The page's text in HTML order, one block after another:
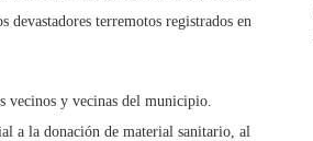
terremotos registrados en
vecinos y vecinas del municipio.
a la donación de material sanitario, al